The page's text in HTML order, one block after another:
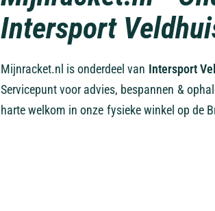
Intersport
Mijnracket.nl is onderdeel van Intersport
Servicepunt voor advies, bespannen &
harte welkom in onze fysieke winkel op de